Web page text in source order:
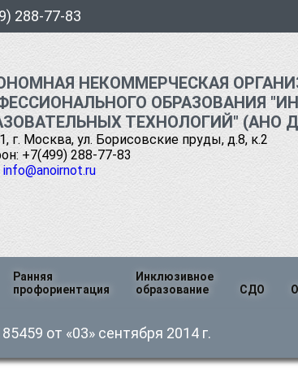
288-77-83
НЕКОММЕРЧЕСКАЯ
ОБРАЗОВАНИЯ
ТЕХНОЛОГИЙ" (АНО
г. Москва, ул. Борисовские пруды, д.8, к.2
+7(499) 288-77-83
info@anoirnot.ru
Ранняя
профориентация
Инклюзивное
образование
СДО
от «03» сентября 2014 г.